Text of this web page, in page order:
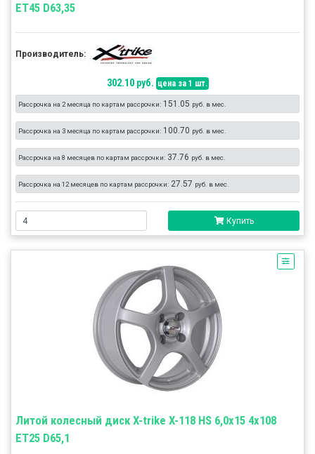
ET45 D63,35
Производитель:
302.10 руб. цена за 1 шт.
Рассрочка на 2 месяца по картам рассрочки: 151.05 руб. в мес.
Рассрочка на 3 месяца по картам рассрочки: 100.70 руб. в мес.
Рассрочка на 8 месяцев по картам рассрочки: 37.76 руб. в мес.
Рассрочка на 12 месяцев по картам рассрочки: 27.57 руб. в мес.
Купить
Литой колесный диск X-trike X-118 HS 6,0x15 4x108
ET25 D65,1